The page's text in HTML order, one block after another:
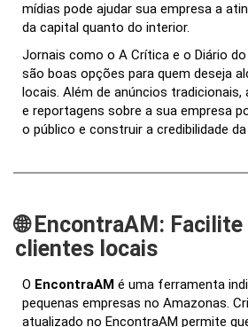
mídias pode ajudar sua empresa a
da capital quanto do interior.
Jornais como o A Crítica e o Diário
são boas opções para quem deseja
locais. Além de anúncios
e reportagens sobre a sua empresa
o público e construir a credibilidade
🌐 EncontraAM:
clientes locais
O EncontraAM é uma ferramenta
pequenas empresas no Amazonas.
atualizado no EncontraAM permite